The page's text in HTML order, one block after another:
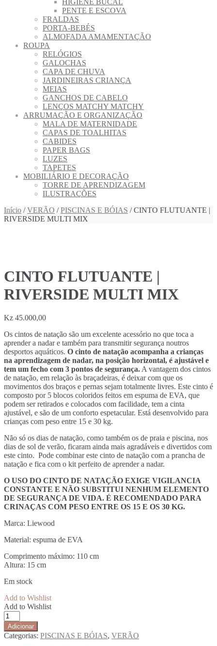
PENTE E ESCOVA
FRALDAS
PORTA-BEBÉS
ALMOFADA AMAMENTAÇÃO
ROUPA
RELÓGIOS
GALOCHAS
CAPA DE CHUVA
JARDINEIRAS CRIANÇA
MEIAS
GANCHOS DE CABELO
LENÇOS MATCHY MATCHY
ARRUMAÇÃO E ORGANIZAÇÃO
MALA DE MATERNIDADE
CAPAS DE TOALHITAS
CABIDES
PAPER BAGS
LUZES
TAPETES
MOBILIÁRIO E DECORAÇÃO
TORRE DE APRENDIZAGEM
ILUSTRAÇÕES
Início /VERÃO /PISCINAS E BÓIAS / CINTO FLUTUANTE |
RIVERSIDE MULTI MIX
CINTO FLUTUANTE |
RIVERSIDE MULTI MIX
Kz 45.000,00
Os cintos de natação são um excelente acessório no que toca a
aprender a nadar e também para transmitir segurança noutros
desportos aquáticos. O cinto de natação acompanha a crianças
na aprendizagem de nadar, na posição horizontal, é ajustável e
tem um fecho com 3 pontos de segurança.A vantagem dos cintos
de natação, em relação às braçadeiras, é deixar com que os
movimentos dos braços e pernas sejam totalmente livres. Este cinto é
composto por 5 blocos coloridos feitos em espuma de EVA, que
podem ser retirados e colocados com facilidade, tem a cinta
ajustável, e são de um conforto espetacular. Está desenvolvido para
crianças com peso entre 15 e 30 kg.
Não só os dias de natação, como também os de praia e piscina, nos
dias de sol de verão, ficaram ainda mais agradáveis e divertidos com
este cinto. Pode combinar este cinto de natação com a prancha de
natação e fica com o kit perfeito de aprender a nadar.
O USO DO CINTO DE NATAÇÃO EXIGE VIGILANCIA
CONSTANTE E NÃO SUBSTITUI NENHUM ELEMENTO
DE SEGURANÇA DE VIDA. É RECOMENDADO PARA
CRINAÇAS COM PESO ENTRE OS 15 E OS 30 KG.
Marca: Liewood
Material: espuma de EVA
Comprimento máximo: 110 cm
Altura: 15 cm
Em stock
Add to Wishlist
Add to Wishlist
Quantidade
de
CINTO
FLUTUANTE
Adicionar
Categorias: PISCINAS E BÓIAS, VERÃO